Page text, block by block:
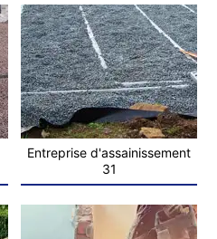
Entreprise d'assainissement
31